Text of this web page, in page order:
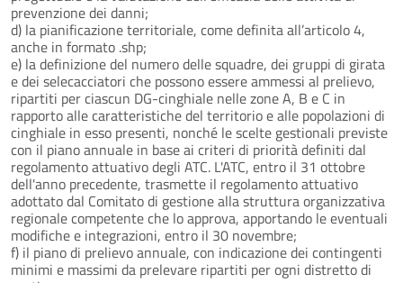
prevenzione dei danni;
d) la pianificazione territoriale, come definita all’articolo 4,
anche in formato .shp;
e) la definizione del numero delle squadre, dei gruppi di girata
e dei selecacciatori che possono essere ammessi al prelievo,
ripartiti per ciascun DG-cinghiale nelle zone A, B e C in
rapporto alle caratteristiche del territorio e alle popolazioni di
cinghiale in esso presenti, nonché le scelte gestionali previste
con il piano annuale in base ai criteri di priorità definiti dal
regolamento attuativo degli ATC. L'ATC, entro il 31 ottobre
dell'anno precedente, trasmette il regolamento attuativo
adottato dal Comitato di gestione alla struttura organizzativa
regionale competente che lo approva, apportando le eventuali
modifiche e integrazioni, entro il 30 novembre;
f) il piano di prelievo annuale, con indicazione dei contingenti
minimi e massimi da prelevare ripartiti per ogni distretto di